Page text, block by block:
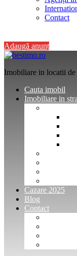
Contact
Adaugă anunț
Imobiliare in locatii de
Cauta imobil
Imobiliare in
Cazare 2025
Blog
Contact